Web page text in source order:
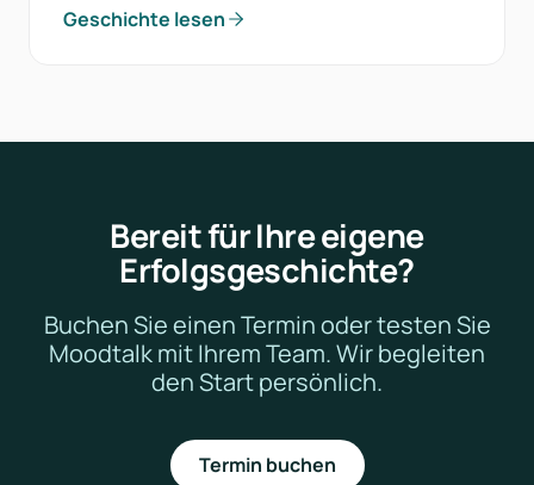
Geschichte lesen
Bereit für Ihre eigene
Erfolgsgeschichte?
Buchen Sie einen Termin oder testen Sie
Moodtalk mit Ihrem Team. Wir begleiten
den Start persönlich.
Termin buchen